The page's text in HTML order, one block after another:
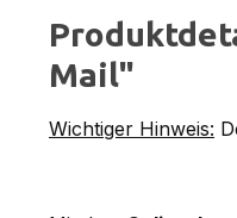
Mail"
Wichtiger Hinweis: